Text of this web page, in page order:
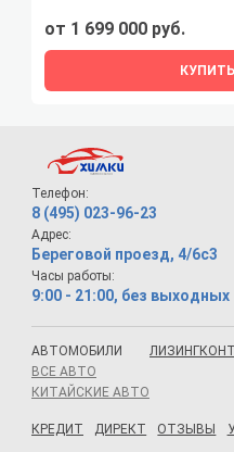
от 1 699 000 руб.
Телефон:
8 (495) 023-96-23
Адрес:
Береговой проезд, 4/6с3
Часы работы:
9:00 - 21:00, без выходных
АВТОМОБИЛИ
ВСЕ АВТО
КИТАЙСКИЕ АВТО
ЛИЗИНГ
КРЕДИТ ДИРЕКТ ОТЗЫВЫ